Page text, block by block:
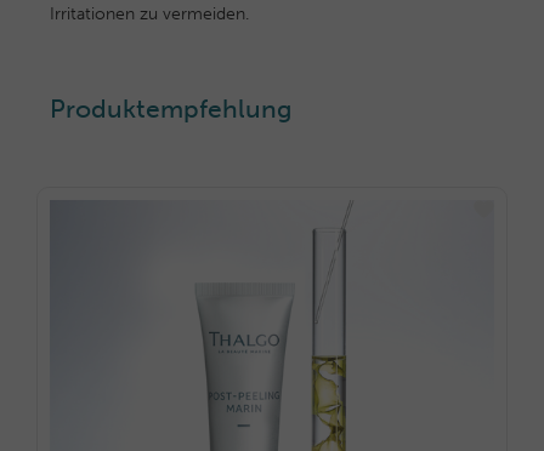
Irritationen zu vermeiden.
Produktempfehlung